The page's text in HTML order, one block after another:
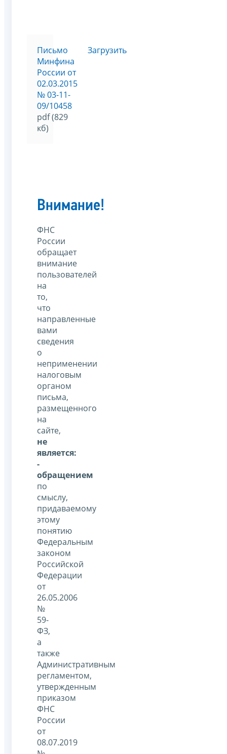
Письмо
Минфина
России от
02.03.2015
№ 03-11-
09/10458
pdf (829
кб)
Загрузить
Внимание!
ФНС
России
обращает
внимание
пользователей
на
то,
что
направленные
вами
сведения
о
неприменении
налоговым
органом
письма,
размещенного
на
сайте,
не
является:
-
обращением
по
смыслу,
придаваемому
этому
понятию
Федеральным
законом
Российской
Федерации
от
26.05.2006
№
59-
ФЗ,
а
также
Административным
регламентом,
утвержденным
приказом
ФНС
России
от
08.07.2019